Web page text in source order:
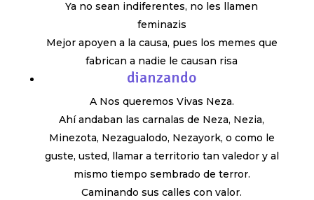
Ya no sean indiferentes, no les llamen
feminazis
Mejor apoyen a la causa, pues los memes que
fabrican a nadie le causan risa
dianzando
A Nos queremos Vivas Neza.
Ahí andaban las carnalas de Neza, Nezia,
Minezota, Nezagualodo, Nezayork, o como le
guste, usted, llamar a territorio tan valedor y al
mismo tiempo sembrado de terror.
Caminando sus calles con valor.